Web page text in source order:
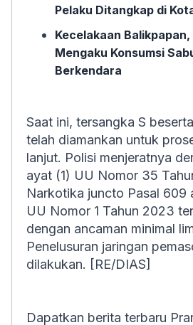
Pelaku Ditangkap di
Kecelakaan
Mengaku Konsumsi
Berkendara
Saat ini, tersangka S
telah diamankan untuk
lanjut. Polisi menjeratnya
ayat (1) UU Nomor 35
Narkotika juncto Pasal 609
UU Nomor 1 Tahun 2023
dengan ancaman minimal
Penelusuran jaringan
dilakukan. [RE/DIAS]
Dapatkan berita terbaru